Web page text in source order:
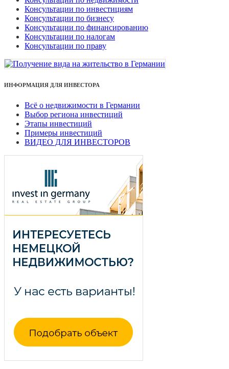
Консультации по инвестициям
Консультации по бизнесу
Консультации по финансированию
Консультации по налогам
Консультации по праву
ИНФОРМАЦИЯ ДЛЯ ИНВЕСТОРА
Всё о недвижимости в Германии
Выбор региона инвестиций
Этапы инвестиций
Примеры инвестиций
ВИДЕО ДЛЯ ИНВЕСТОРОВ